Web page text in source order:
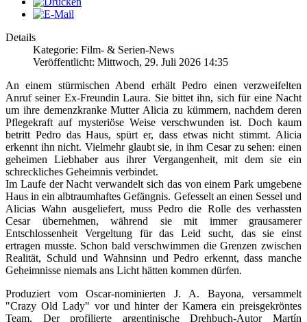
Details
Kategorie: Film- & Serien-News
Veröffentlicht: Mittwoch, 29. Juli 2026 14:35
An einem stürmischen Abend erhält Pedro einen verzweifelten
Anruf seiner Ex-Freundin Laura. Sie bittet ihn, sich für eine Nacht
um ihre demenzkranke Mutter Alicia zu kümmern, nachdem deren
Pflegekraft auf mysteriöse Weise verschwunden ist. Doch kaum
betritt Pedro das Haus, spürt er, dass etwas nicht stimmt. Alicia
erkennt ihn nicht. Vielmehr glaubt sie, in ihm Cesar zu sehen: einen
geheimen Liebhaber aus ihrer Vergangenheit, mit dem sie ein
schreckliches Geheimnis verbindet.
Im Laufe der Nacht verwandelt sich das von einem Park umgebene
Haus in ein albtraumhaftes Gefängnis. Gefesselt an einen Sessel und
Alicias Wahn ausgeliefert, muss Pedro die Rolle des verhassten
Cesar übernehmen, während sie mit immer grausamerer
Entschlossenheit Vergeltung für das Leid sucht, das sie einst
ertragen musste. Schon bald verschwimmen die Grenzen zwischen
Realität, Schuld und Wahnsinn und Pedro erkennt, dass manche
Geheimnisse niemals ans Licht hätten kommen dürfen.
Produziert vom Oscar-nominierten J. A. Bayona, versammelt
"Crazy Old Lady" vor und hinter der Kamera ein preisgekröntes
Team. Der profilierte argentinische Drehbuch-Autor Martín